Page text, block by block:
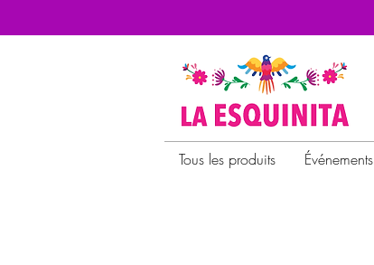
Tous les produits Événements